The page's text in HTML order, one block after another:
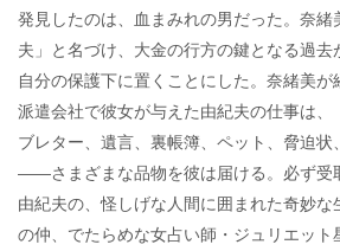
発見したのは、血まみれの男だった。奈緒
夫」と名づけ、大金の行方の鍵となる過去
自分の保護下に置くことにした。奈緒美
派遣会社で彼女が与えた由紀夫の仕事は、
ブレター、遺言、裏帳簿、ペット、脅迫状
――さまざまな品物を彼は届ける。必ず受
由紀夫の、怪しげな人間に囲まれた奇妙
の仲、でたらめな女占い師・ジュリエット